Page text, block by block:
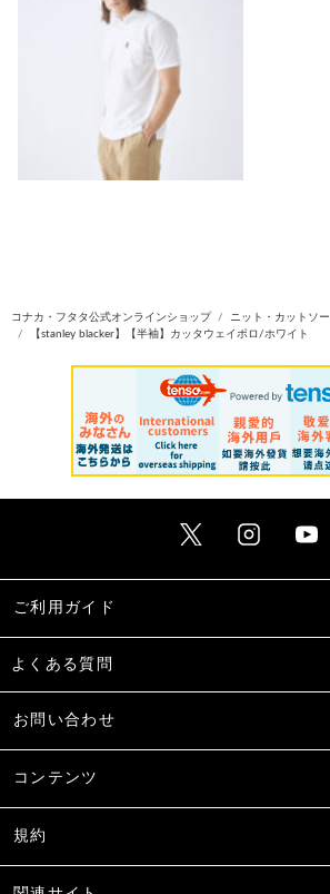
コナカ・フタタ公式オンラインショップ
ニット・カットソー
【stanley blacker】【半袖】カッタウェイポロ/ホワイト
ご利用ガイド
よくある質問
お問い合わせ
コンテンツ
規約